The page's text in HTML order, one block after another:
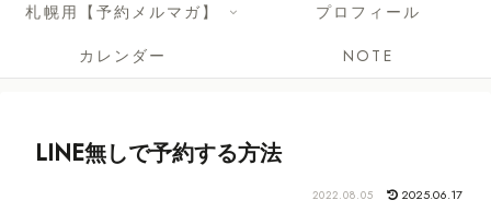
札幌用【予約メルマガ】
プロフィール
カレンダー
NOTE
LINE無しで予約する方法
2022.08.05 2025.06.17